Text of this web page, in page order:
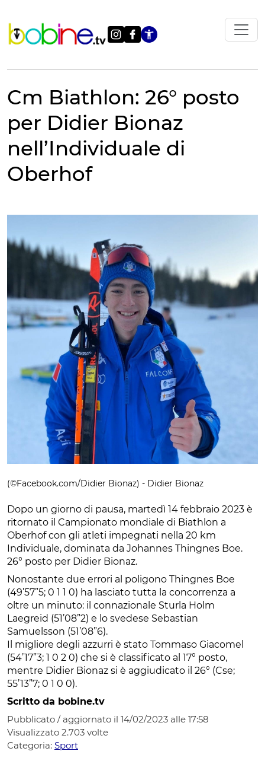
contenuto
Apri le
Cm Biathlon: 26° posto
per Didier Bionaz
nell’Individuale di
Oberhof
(©Facebook.com/Didier Bionaz) - Didier Bionaz
Dopo un giorno di pausa, martedì 14 febbraio 2023 è
ritornato il Campionato mondiale di Biathlon a
Oberhof con gli atleti impegnati nella 20 km
Individuale, dominata da Johannes Thingnes Boe.
26° posto per Didier Bionaz.
Nonostante due errori al poligono Thingnes Boe
(49’57”5; 0 1 1 0) ha lasciato tutta la concorrenza a
oltre un minuto: il connazionale Sturla Holm
Laegreid (51’08”2) e lo svedese Sebastian
Samuelsson (51’08”6).
Il migliore degli azzurri è stato Tommaso Giacomel
(54’17”3; 1 0 2 0) che si è classificato al 17° posto,
mentre Didier Bionaz si è aggiudicato il 26° (Cse;
55’13”7; 0 1 0 0).
Scritto da bobine.tv
Pubblicato / aggiornato il 14/02/2023 alle 17:58
Visualizzato 2.703 volte
Categoria: Sport